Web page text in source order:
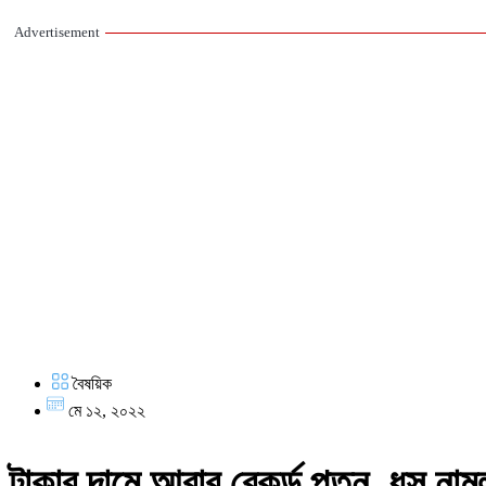
Advertisement
বৈষয়িক
মে ১২, ২০২২